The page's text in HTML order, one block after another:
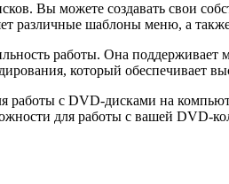
Вы можете создавать свои
различные шаблоны меню, а
работы. Она
который обеспечивает
с DVD-дисками на
для работы с вашей DVD-